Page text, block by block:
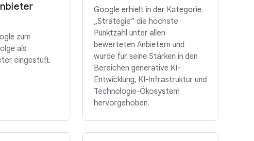
zum
als
eingestuft.
Google erhielt in der Kategorie
„Strategie“ die höchste
Punktzahl unter allen
bewerteten Anbietern und
wurde für seine Stärken in den
Bereichen generative KI-
Entwicklung, KI-Infrastruktur und
Technologie-Ökosystem
hervorgehoben.